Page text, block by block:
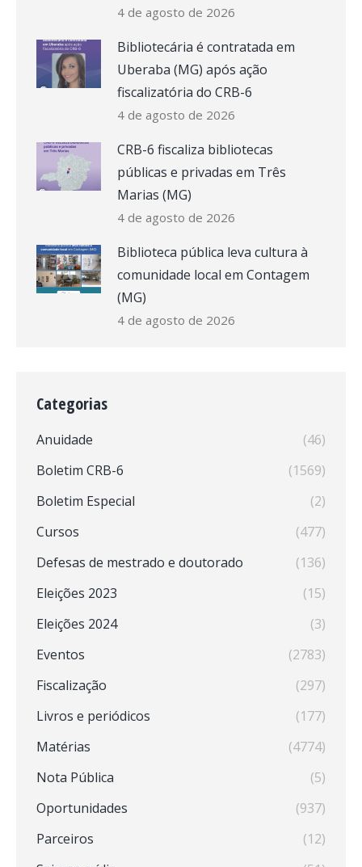
4 de agosto de 2026
Bibliotecária é contratada em
Uberaba (MG) após ação
fiscalizatória do CRB-6
4 de agosto de 2026
CRB-6 fiscaliza bibliotecas
públicas e privadas em Três
Marias (MG)
4 de agosto de 2026
Biblioteca pública leva cultura à
comunidade local em Contagem
(MG)
4 de agosto de 2026
Categorias
Anuidade
(46)
Boletim CRB-6
(1569)
Boletim Especial
(2)
Cursos
(477)
Defesas de mestrado e doutorado
(136)
Eleições 2023
(15)
Eleições 2024
(3)
Eventos
(2783)
Fiscalização
(297)
Livros e periódicos
(177)
Matérias
(4774)
Nota Pública
(5)
Oportunidades
(937)
Parceiros
(12)